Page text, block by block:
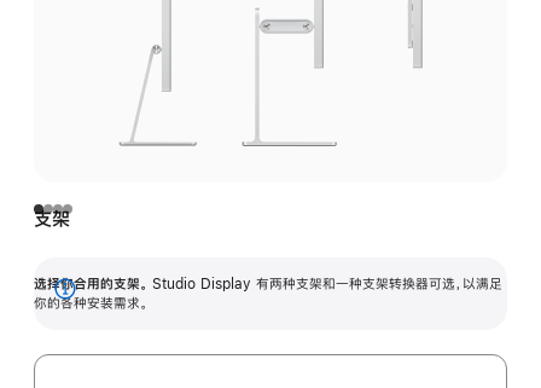
支架
选择你合用的支架。 Studio Display 有两种支架和一种支架转换器可选，以满足
你的各种安装需求。
展